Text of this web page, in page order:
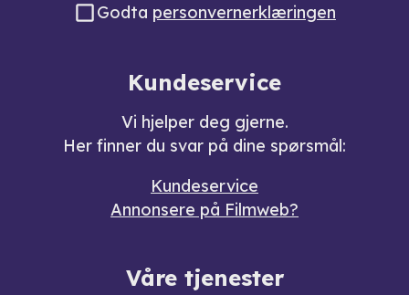
Godta personvernerklæringen
Kundeservice
Vi hjelper deg gjerne.
Her finner du svar på dine spørsmål:
Kundeservice
Annonsere på Filmweb?
Våre tjenester